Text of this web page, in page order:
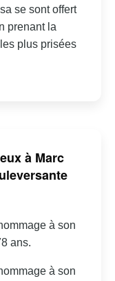
se sont offert
prenant la
plus prisées
à Marc
à son
ans.
à son